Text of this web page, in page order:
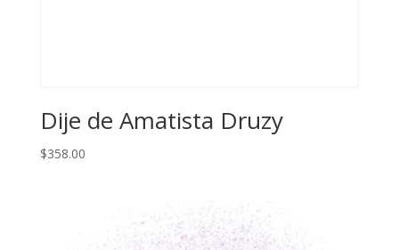
Dije de Amatista Druzy
$358.00